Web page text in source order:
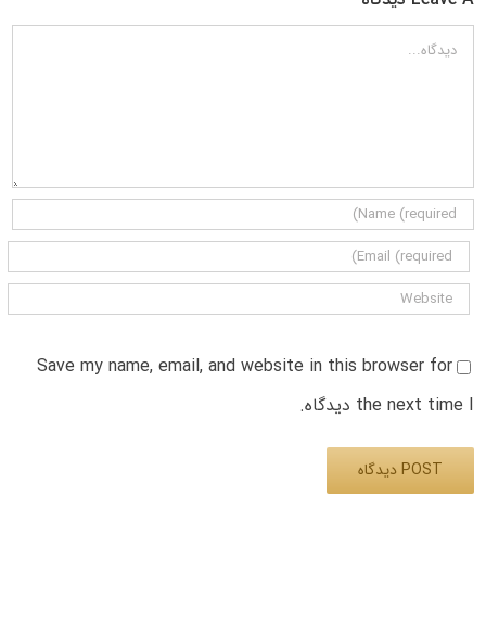
دیدگاه
Save my name, email, and website in this browser for
the next time I دیدگاه.